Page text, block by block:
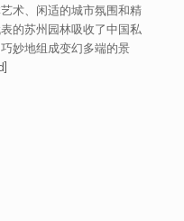
术、闲适的城市氛围和精
的苏州园林吸收了中国私
妙地组成变幻多端的景